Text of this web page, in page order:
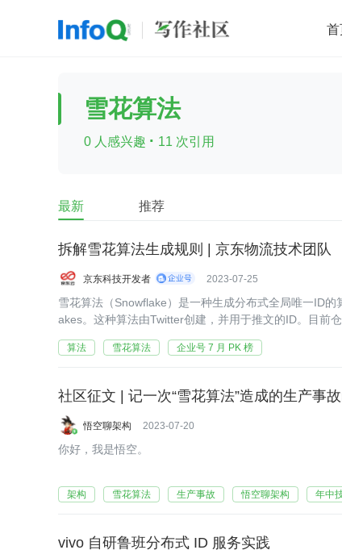
首
前端 AI
查看更多
雪花算法
0 人感兴趣 · 11 次引用
最新 推荐
拆解雪花算法生成规则 | 京东物流技术团队
京东科技开发者 2023-07-25
雪花算法（Snowflake）是一种生成分布式全局唯一ID
akes。这种算法由Twitter创建，并用于推文的ID。目前
算法 雪花算法 企业号 7 月 PK 榜
社区征文 | 记一次“雪花算法”造成的生产事
悟空聊架构 2023-07-20
你好，我是悟空。
架构 雪花算法 生产事故 悟空聊架构 年中
vivo 自研鲁班分布式 ID 服务实践